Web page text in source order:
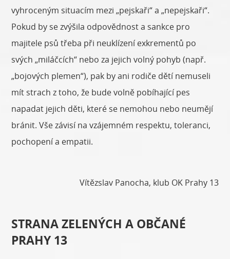
vyhroceným situacím mezi „pejskaři“ a „nepejskaři“.
Pokud by se zvýšila odpovědnost a sankce pro
majitele psů třeba při neuklízení exkrementů po
svých „miláčcích“ nebo za jejich volný pohyb (např.
„bojových plemen“), pak by ani rodiče dětí nemuseli
mít strach z toho, že bude volně pobíhající pes
napadat jejich děti, které se nemohou nebo neumějí
bránit. Vše závisí na vzájemném respektu, toleranci,
pochopení a empatii.
Vítězslav Panocha, klub OK Prahy 13
STRANA ZELENÝCH A OBČANÉ
PRAHY 13